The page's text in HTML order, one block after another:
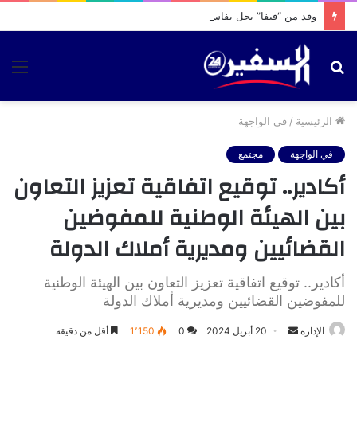
بحث
الرئيسية / في الواجهة
في الواجهة مجتمع
أكادير.. توقيع اتفاقية تعزيز التعاون
بين الهيئة الوطنية للمفوضين
القضائيين ومديرية أملاك الدولة
أكادير.. توقيع اتفاقية تعزيز التعاون بين الهيئة الوطنية
للمفوضين القضائيين ومديرية أملاك الدولة
الإدارة
أرسل 20 أبريل 2024 0 1٬150 أقل من دقيقة